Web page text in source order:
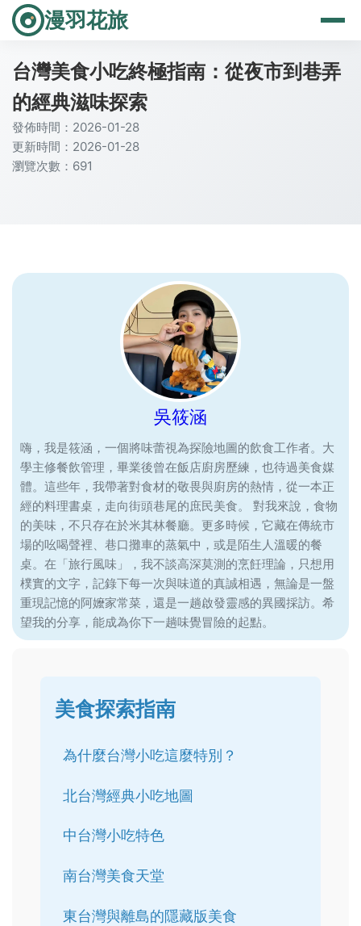
漫羽花旅
台灣美食小吃終極指南：從夜市到巷弄
的經典滋味探索
發佈時間：2026-01-28
更新時間：2026-01-28
瀏覽次數：691
吳筱涵
嗨，我是筱涵，一個將味蕾視為探險地圖的飲食工作者。大
學主修餐飲管理，畢業後曾在飯店廚房歷練，也待過美食媒
體。這些年，我帶著對食材的敬畏與廚房的熱情，從一本正
經的料理書桌，走向街頭巷尾的庶民美食。 對我來說，食物
的美味，不只存在於米其林餐廳。更多時候，它藏在傳統市
場的吆喝聲裡、巷口攤車的蒸氣中，或是陌生人溫暖的餐
桌。在「旅行風味」，我不談高深莫測的烹飪理論，只想用
樸實的文字，記錄下每一次與味道的真誠相遇，無論是一盤
重現記憶的阿嬤家常菜，還是一趟啟發靈感的異國採訪。希
望我的分享，能成為你下一趟味覺冒險的起點。
美食探索指南
為什麼台灣小吃這麼特別？
北台灣經典小吃地圖
中台灣小吃特色
南台灣美食天堂
東台灣與離島的隱藏版美食